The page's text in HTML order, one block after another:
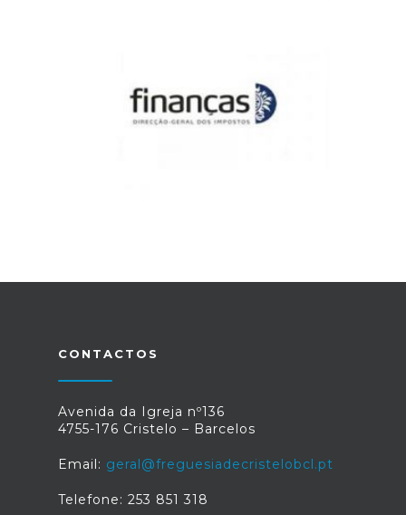
CONTACTOS
Avenida da Igreja nº136
4755-176 Cristelo – Barcelos
Email: geral@freguesiadecristelobcl.pt
Telefone: 253 851 318